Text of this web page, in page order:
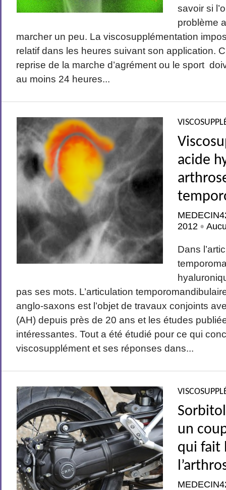
savoir si
problème
marcher un peu. La viscosupplémentation
relatif dans les heures suivant son application.
reprise de la marche d’agrément ou le sport
au moins 24 heures...
acide
2012 •
Dans
pas ses mots. L’articulation
anglo-saxons est l’objet de travaux conjoints
(AH) depuis près de 20 ans et les études
intéressantes. Tout a été étudié pour ce qui
viscosupplément et ses réponses dans...
un
qui fait